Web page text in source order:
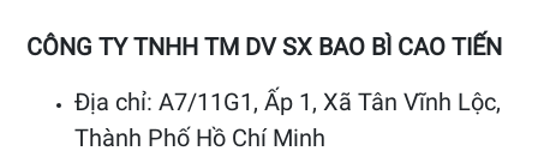
CÔNG TY TNHH TM DV SX BAO BÌ CAO TIẾN
Địa chỉ: A7/11G1, Ấp 1, Xã Tân Vĩnh Lộc,
Thành Phố Hồ Chí Minh